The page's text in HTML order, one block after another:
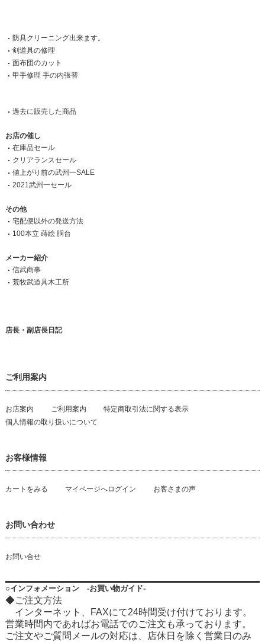
防具クリーニング出来ます。
剣道具の修理
面布団のカット
甲手修理 手の内張替
過去に販売した商品
お店の催し
在庫品セール
クリアランスセール
値上がり前の武州一SALE
2021武州一セール
その他
宅配便以外の発送方法
100本立 蒔絵 胴台
メーカー紹介
信武商事
荒牧武道具木工所
店長・副店長日記
ご利用案内
お店案内 ご利用案内
特定商取引法に関する表示
個人情報の取り扱いについて
お客様情報
カートをみる マイページへログイン お客さまの声
お問い合わせ
お問い合せ
○インフォメーション -お買い物ガイド-
◆ご注文方法
インターネット、FAXにて24時間受け付けております。
営業時間内であればお電話でのご注文も承っております。
ご注文やご質問メールの対応は、店休日を除く営業日のみ